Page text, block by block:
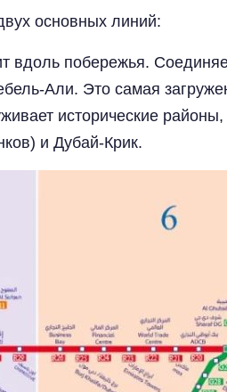
основных линий:
вдоль побережья.
Али. Это самая
исторические
и Дубай-Крик.